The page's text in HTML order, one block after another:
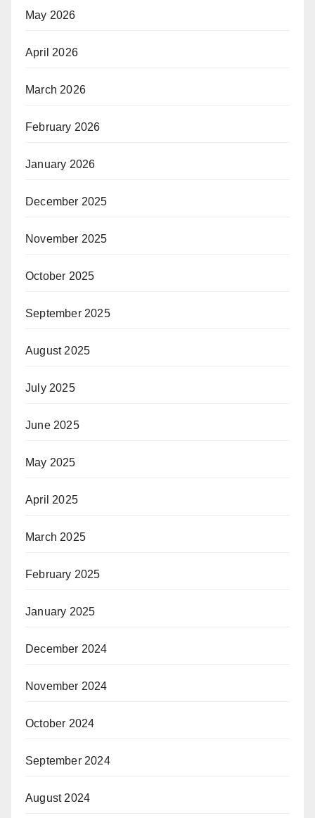
May 2026
April 2026
March 2026
February 2026
January 2026
December 2025
November 2025
October 2025
September 2025
August 2025
July 2025
June 2025
May 2025
April 2025
March 2025
February 2025
January 2025
December 2024
November 2024
October 2024
September 2024
August 2024